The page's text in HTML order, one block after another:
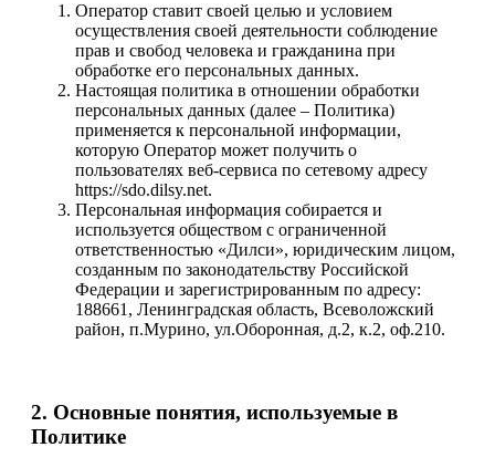
Оператор ставит своей целью и условием
осуществления своей деятельности соблюдение
прав и свобод человека и гражданина при
обработке его персональных данных.
Настоящая политика в отношении обработки
персональных данных (далее – Политика)
применяется к персональной информации,
которую Оператор может получить о
пользователях веб-сервиса по сетевому адресу
https://sdo.dilsy.net.
Персональная информация собирается и
используется обществом с ограниченной
ответственностью «Дилси», юридическим лицом,
созданным по законодательству Российской
Федерации и зарегистрированным по адресу:
188661, Ленинградская область, Всеволожский
район, п.Мурино, ул.Оборонная, д.2, к.2, оф.210.
2. Основные понятия, используемые в
Политике